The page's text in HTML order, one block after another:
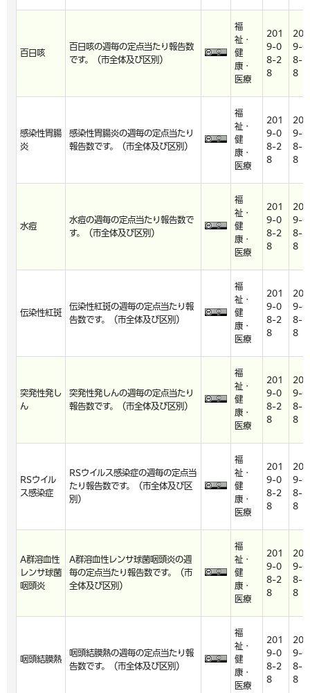
百日咳
百日咳の週毎の定点当たり報告数
です。（市全体及び区別）
福
祉・
健
康・
医療
201
9-0
8-2
8
201
9-0
8-2
8
感染性胃腸
炎
感染性胃腸炎の週毎の定点当たり
報告数です。（市全体及び区別）
福
祉・
健
康・
医療
201
9-0
8-2
8
201
9-0
8-2
8
水痘
水痘の週毎の定点当たり報告数で
す。（市全体及び区別）
福
祉・
健
康・
医療
201
9-0
8-2
8
201
9-0
8-2
8
伝染性紅斑
伝染性紅斑の週毎の定点当たり報
告数です。（市全体及び区別）
福
祉・
健
康・
医療
201
9-0
8-2
8
201
9-0
8-2
8
突発性発し
ん
突発性発しんの週毎の定点当たり
報告数です。（市全体及び区別）
福
祉・
健
康・
医療
201
9-0
8-2
8
201
9-0
8-2
8
RSウイル
ス感染症
RSウイルス感染症の週毎の定点当
たり報告数です。（市全体及び区
別）
福
祉・
健
康・
医療
201
9-0
8-2
8
201
9-0
8-2
8
A群溶血性
レンサ球菌
咽頭炎
A群溶血性レンサ球菌咽頭炎の週
毎の定点当たり報告数です。（市
全体及び区別）
福
祉・
健
康・
医療
201
9-0
8-2
8
201
9-0
8-2
8
咽頭結膜熱
咽頭結膜熱の週毎の定点当たり報
告数です。（市全体及び区別）
福
祉・
健
康・
医療
201
9-0
8-2
8
201
9-0
8-2
8